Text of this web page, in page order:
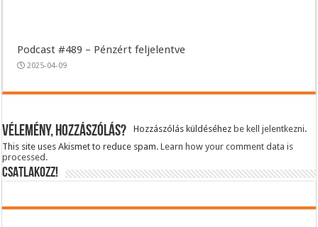
Podcast #489 – Pénzért feljelentve
2025-04-09
Vélemény, hozzászólás? Hozzászólás küldéséhez be kell jelentkezni.
This site uses Akismet to reduce spam.Learn how your comment data is
processed.
CSATLAKOZZ!